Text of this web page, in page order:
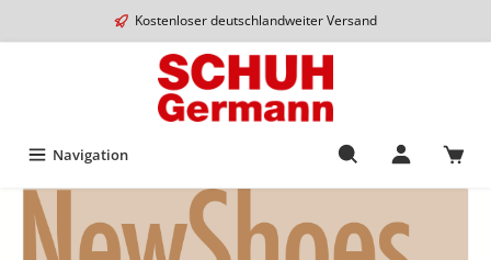
Kostenloser deutschlandweiter Versand
Navigation